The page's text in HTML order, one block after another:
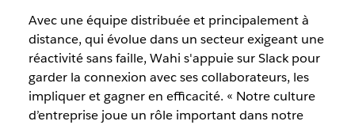
Avec une équipe distribuée et principalement à
distance, qui évolue dans un secteur exigeant une
réactivité sans faille, Wahi s'appuie sur Slack pour
garder la connexion avec ses collaborateurs, les
impliquer et gagner en efficacité. « Notre culture
d’entreprise joue un rôle important dans notre